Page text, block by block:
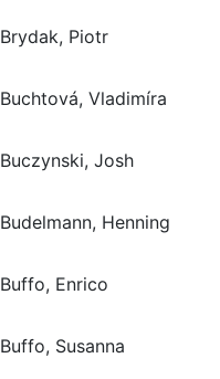
Brydak, Piotr
Buchtová, Vladimíra
Buczynski, Josh
Budelmann, Henning
Buffo, Enrico
Buffo, Susanna